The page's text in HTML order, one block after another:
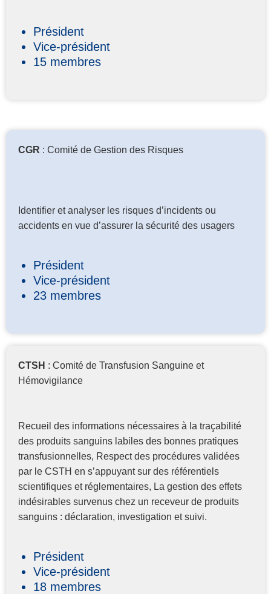
Président
Vice-président
15 membres
CGR : Comité de Gestion des Risques
Identifier et analyser les risques d’incidents ou
accidents en vue d’assurer la sécurité des usagers
Président
Vice-président
23 membres
CTSH : Comité de Transfusion Sanguine et
Hémovigilance
Recueil des informations nécessaires à la traçabilité
des produits sanguins labiles des bonnes pratiques
transfusionnelles, Respect des procédures validées
par le CSTH en s’appuyant sur des référentiels
scientifiques et réglementaires, La gestion des effets
indésirables survenus chez un receveur de produits
sanguins : déclaration, investigation et suivi.
Président
Vice-président
18 membres